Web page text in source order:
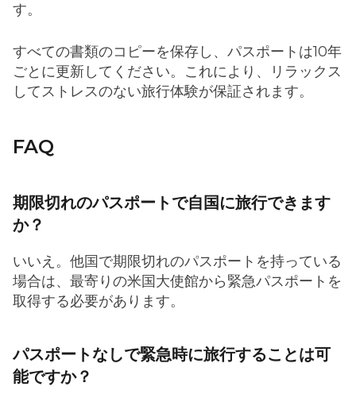
す。
すべての書類のコピーを保存し、パスポートは10年
ごとに更新してください。これにより、リラックス
してストレスのない旅行体験が保証されます。
FAQ
期限切れのパスポートで自国に旅行できます
か？
いいえ。他国で期限切れのパスポートを持っている
場合は、最寄りの米国大使館から緊急パスポートを
取得する必要があります。
パスポートなしで緊急時に旅行することは可
能ですか？